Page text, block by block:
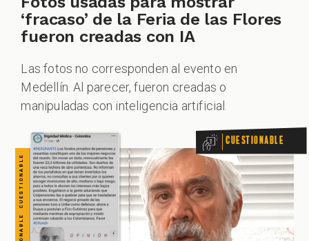
‘fracaso’ de la Feria de las Flores
fueron creadas con IA
Las fotos no corresponden al evento en
Medellín. Al parecer, fueron creadas o
manipuladas con inteligencia artificial.
Cuestionable